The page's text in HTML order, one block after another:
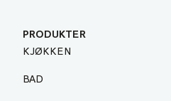
PRODUKTER
KJØKKEN
BAD